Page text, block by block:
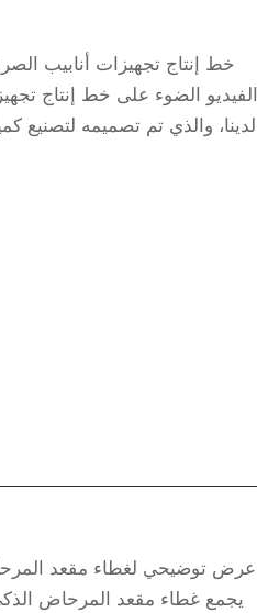
خط إنتاج تجهيزات أنابيب
الفيديو الضوء على خط إنتاج
لدينا، والذي تم تصميمه
عرض توضيحي لغطاء مقعد
يجمع غطاء مقعد المرحاض